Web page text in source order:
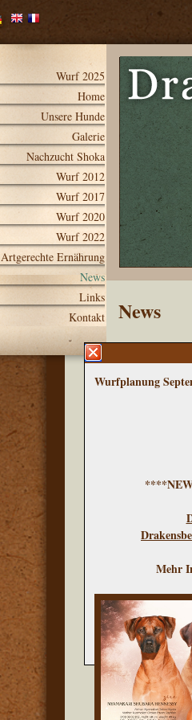
News
Wurf 2025
Home
Unsere Hunde
Galerie
Nachzucht Shoka
Wurf 2012
Wurf 2017
Wurf 2020
Wurf 2022
Artgerechte Ernährung
News
Links
Kontakt
Wurfplanung
Mehr